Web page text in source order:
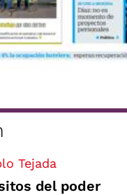
Tejada
del poder